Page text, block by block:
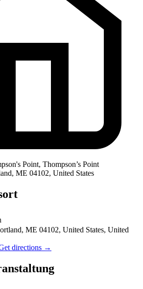
Point, Thompson’s Point
ME 04102, United States
ME 04102, United States, United
directions →